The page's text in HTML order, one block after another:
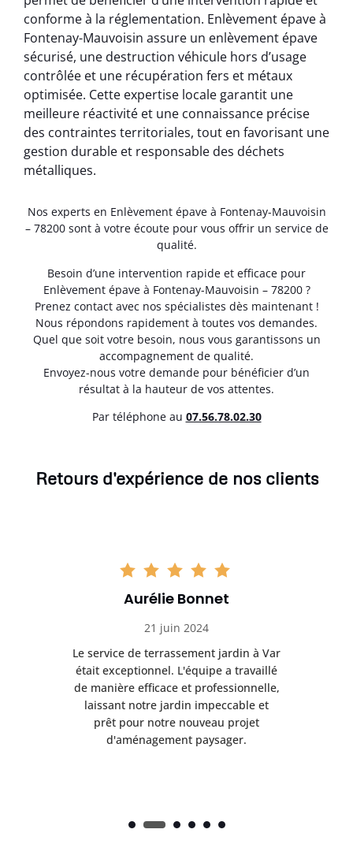
conforme à la réglementation. Enlèvement épave à
Fontenay-Mauvoisin assure un enlèvement épave
sécurisé, une destruction véhicule hors d’usage
contrôlée et une récupération fers et métaux
optimisée. Cette expertise locale garantit une
meilleure réactivité et une connaissance précise
des contraintes territoriales, tout en favorisant une
gestion durable et responsable des déchets
métalliques.
Nos experts en Enlèvement épave à Fontenay-Mauvoisin
– 78200 sont à votre écoute pour vous offrir un service de
qualité.
Besoin d’une intervention rapide et efficace pour
Enlèvement épave à Fontenay-Mauvoisin – 78200 ?
Prenez contact avec nos spécialistes dès maintenant !
Nous répondons rapidement à toutes vos demandes.
Quel que soit votre besoin, nous vous garantissons un
accompagnement de qualité.
Envoyez-nous votre demande pour bénéficier d’un
résultat à la hauteur de vos attentes.
Par téléphone au 07.56.78.02.30
Retours d'expérience de nos clients
Aurélie Bonnet
21 juin 2024
Le service de terrassement jardin à Var
était exceptionnel. L'équipe a travaillé
de manière efficace et professionnelle,
laissant notre jardin impeccable et
prêt pour notre nouveau projet
d'aménagement paysager.